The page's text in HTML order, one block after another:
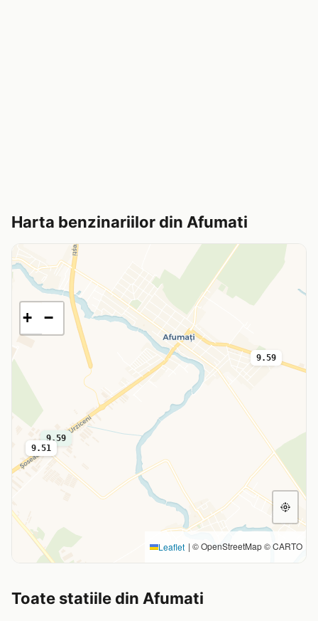
Harta benzinariilor din Afumati
9.51
9.51
9.59
9.59
+ −
Leaflet | © OpenStreetMap © CARTO
Toate statiile din Afumati